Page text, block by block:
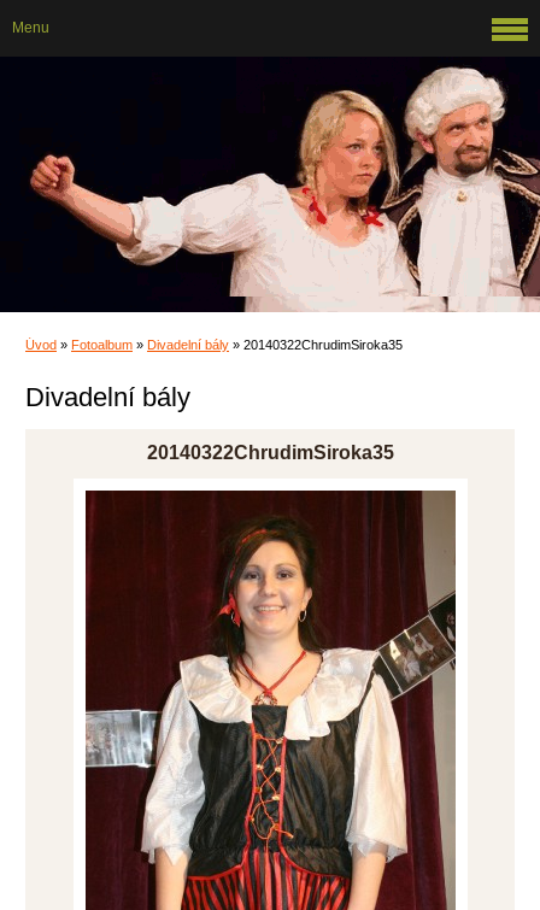
Úvod » Fotoalbum » Divadelní bály » 20140322ChrudimSiroka35
Divadelní bály
20140322ChrudimSiroka35
Menu